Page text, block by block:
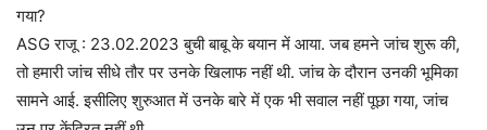
गया?
ASG राजू : 23.02.2023 बुची बाबू के बयान में आया. जब हमने जांच शुरू की,
तो हमारी जांच सीधे तौर पर उनके खिलाफ नहीं थी. जांच के दौरान उनकी भूमिका
सामने आई. इसीलिए शुरुआत में उनके बारे में एक भी सवाल नहीं पूछा गया, जांच